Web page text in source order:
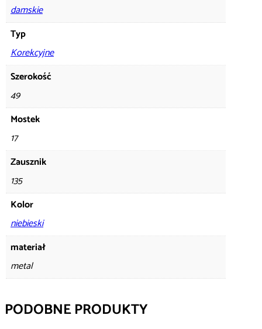
damskie
Typ
Korekcyjne
Szerokość
49
Mostek
17
Zausznik
135
Kolor
niebieski
materiał
metal
PODOBNE PRODUKTY